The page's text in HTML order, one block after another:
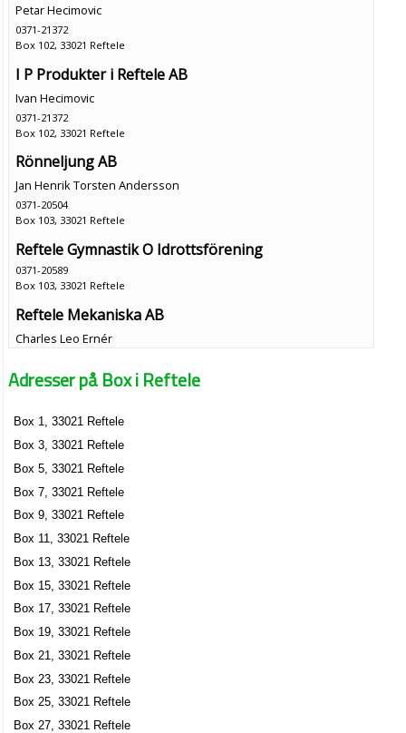
Petar Hecimovic
0371-21372
Box 102, 33021 Reftele
I P Produkter i Reftele AB
Ivan Hecimovic
0371-21372
Box 102, 33021 Reftele
Rönneljung AB
Jan Henrik Torsten Andersson
0371-20504
Box 103, 33021 Reftele
Reftele Gymnastik O Idrottsförening
0371-20589
Box 103, 33021 Reftele
Reftele Mekaniska AB
Charles Leo Ernér
Box 160, 33021 Reftele
Jan Erik Månesköld
0371-23350
Box 23, 33021 Reftele
Rullpack AB
Jan Månesköld
0371-23350
Box 23, 33021 Reftele
Reftele fastighetförvaltning AB
Mats Åke Thomas Sjödell
Box 25, 33021 Reftele
Sjödells Industri AB
Nils Arthur Hansson
0371-20019
Box 25, 33021 Reftele
Adresser på Box i Reftele
Box 1, 33021 Reftele
Box 3, 33021 Reftele
Box 5, 33021 Reftele
Box 7, 33021 Reftele
Box 9, 33021 Reftele
Box 11, 33021 Reftele
Box 13, 33021 Reftele
Box 15, 33021 Reftele
Box 17, 33021 Reftele
Box 19, 33021 Reftele
Box 21, 33021 Reftele
Box 23, 33021 Reftele
Box 25, 33021 Reftele
Box 27, 33021 Reftele